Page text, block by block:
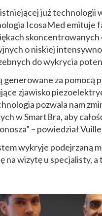
już technologii
IcosaMed emituje
o niskiej
do wykrycia
generowane za
zjawisko
pozwala nam
w SmartBra, aby
– powiedział
wykryje podejrzaną
na wizytę u specjalisty,